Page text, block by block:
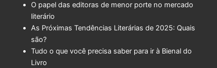
O papel das editoras de menor porte no mercado
literário
As Próximas Tendências Literárias de 2025: Quais
são?
Tudo o que você precisa saber para ir à Bienal do
Livro